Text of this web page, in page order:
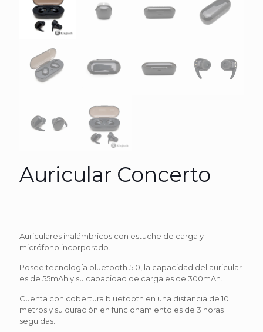
Auricular Concerto
Auriculares inalámbricos con estuche de carga y
micrófono incorporado.
Posee tecnología bluetooth 5.0, la capacidad del auricular
es de 55mAh y su capacidad de carga es de 300mAh.
Cuenta con cobertura bluetooth en una distancia de 10
metros y su duración en funcionamiento es de 3 horas
seguidas.